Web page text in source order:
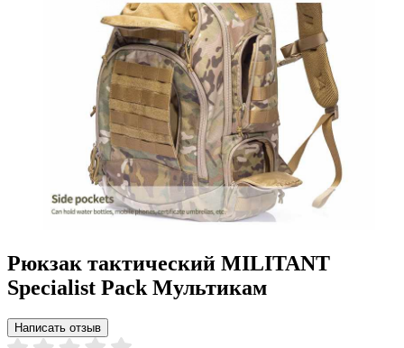
Рюкзак тактический MILITANT
Specialist Pack Мультикам
Написать отзыв